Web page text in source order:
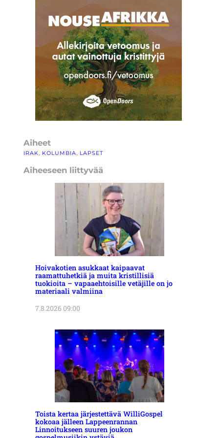
Aiheet
IRAK, KOLUMBIA, LAPSET
Aiheeseen liittyvää
Hoivakotien asukkaat kaipaavat
raamattuhetkiä ja muita kristillisiä
tuokioita – vapaaehtoisille vetäjille on jo
materiaali valmiina
7.8.2026 09:00
Toista kertaa järjestettävä WilliGospel
kokoaa jälleen Lappeenrannan
Linnoitukseen suuren joukon